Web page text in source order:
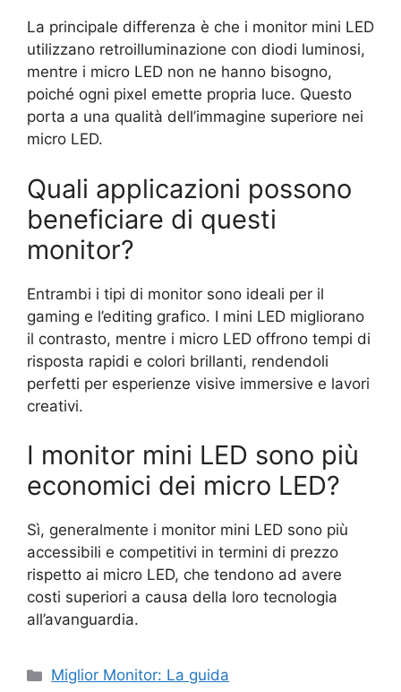
La principale differenza è che i monitor mini LED
utilizzano retroilluminazione con diodi luminosi,
mentre i micro LED non ne hanno bisogno,
poiché ogni pixel emette propria luce. Questo
porta a una qualità dell’immagine superiore nei
micro LED.
Quali applicazioni possono
beneficiare di questi
monitor?
Entrambi i tipi di monitor sono ideali per il
gaming e l’editing grafico. I mini LED migliorano
il contrasto, mentre i micro LED offrono tempi di
risposta rapidi e colori brillanti, rendendoli
perfetti per esperienze visive immersive e lavori
creativi.
I monitor mini LED sono più
economici dei micro LED?
Sì, generalmente i monitor mini LED sono più
accessibili e competitivi in termini di prezzo
rispetto ai micro LED, che tendono ad avere
costi superiori a causa della loro tecnologia
all’avanguardia.
Categorie
Miglior Monitor: La guida